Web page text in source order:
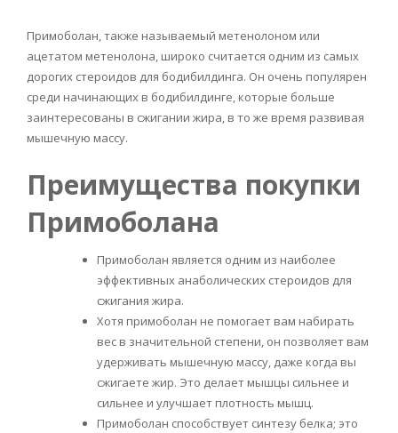
Примоболан, также называемый метенолоном или
ацетатом метенолона, широко считается одним из самых
дорогих стероидов для бодибилдинга. Он очень популярен
среди начинающих в бодибилдинге, которые больше
заинтересованы в сжигании жира, в то же время развивая
мышечную массу.
Преимущества покупки
Примоболана
Примоболан является одним из наиболее
эффективных анаболических стероидов для
сжигания жира.
Хотя примоболан не помогает вам набирать
вес в значительной степени, он позволяет вам
удерживать мышечную массу, даже когда вы
сжигаете жир. Это делает мышцы сильнее и
сильнее и улучшает плотность мышц.
Примоболан способствует синтезу белка; это